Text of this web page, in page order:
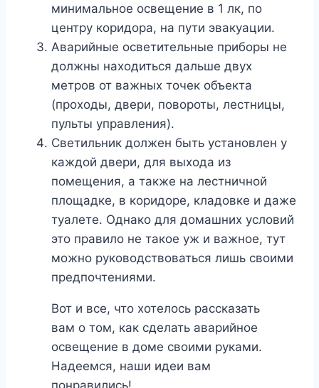
минимальное освещение в 1 лк, по
центру коридора, на пути эвакуации.
Аварийные осветительные приборы не
должны находиться дальше двух
метров от важных точек объекта
(проходы, двери, повороты, лестницы,
пульты управления).
Светильник должен быть установлен у
каждой двери, для выхода из
помещения, а также на лестничной
площадке, в коридоре, кладовке и даже
туалете. Однако для домашних условий
это правило не такое уж и важное, тут
можно руководствоваться лишь своими
предпочтениями.
Вот и все, что хотелось рассказать
вам о том, как сделать аварийное
освещение в доме своими руками.
Надеемся, наши идеи вам